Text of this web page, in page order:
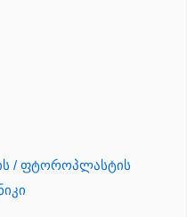
/ ფტოროპლასტის